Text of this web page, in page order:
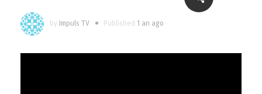
by Impuls TV Published 1 an ago